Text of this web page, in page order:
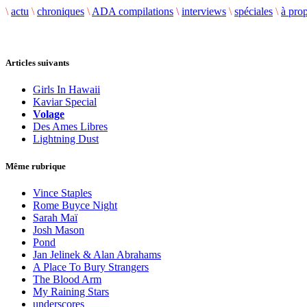
\ actu \ chroniques \ ADA compilations \ interviews \ spéciales \ à
Articles suivants
Girls In Hawaii
Kaviar Special
Volage
Des Ames Libres
Lightning Dust
Même rubrique
Vince Staples
Rome Buyce Night
Sarah Maï
Josh Mason
Pond
Jan Jelinek & Alan Abrahams
A Place To Bury Strangers
The Blood Arm
My Raining Stars
underscores